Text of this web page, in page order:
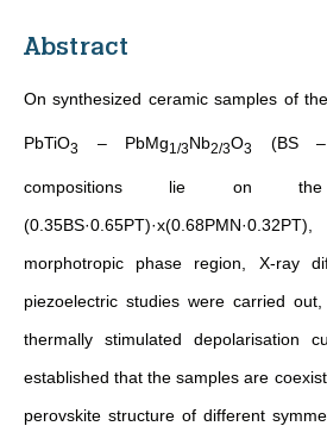
Abstract
On synthesized ceramic samples of
PbTiO3 – PbMg1/3Nb2/3O3 (BS –
compositions lie on
morphotropic phase region, X-ray
piezoelectric studies were carried
thermally stimulated depolarisation
established that the samples are
perovskite structure of different